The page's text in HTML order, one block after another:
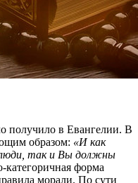
получило в Евангелии. В
образом: «И как
так и Вы должны
категоричная форма
морали. По сути